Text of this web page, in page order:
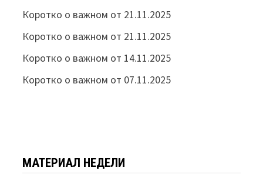
Коротко о важном от 21.11.2025
Коротко о важном от 21.11.2025
Коротко о важном от 14.11.2025
Коротко о важном от 07.11.2025
МАТЕРИАЛ НЕДЕЛИ